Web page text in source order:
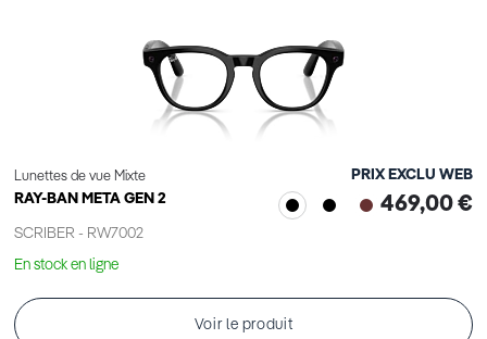
Lunettes de vue Mixte
RAY-BAN META GEN 2
SCRIBER - RW7002
PRIX EXCLU WEB
469,00 €
En stock en ligne
Voir le produit